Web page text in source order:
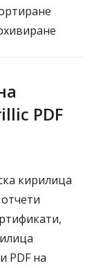
PDF
кирилица
PDF на